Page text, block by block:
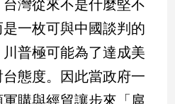
灣從來不是什麼堅不
一枚可與中國談判的
川普極可能為了達成美
態度。因此當政府一
購與經貿讓步來「扈